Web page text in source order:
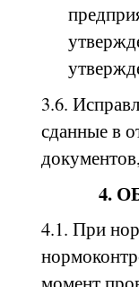
3.6.
сданные в
4.
4.1. При